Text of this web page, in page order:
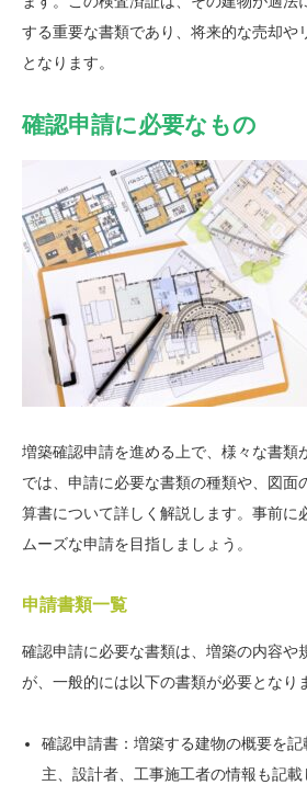
する重要な書類であり、将来的な売却や
となります。
確認申請に必要なもの
増築確認申請を進める上で、様々な書類
では、申請に必要な書類の種類や、図面
算書について詳しく解説します。事前に
ムーズな申請を目指しましょう。
申請書類一覧
確認申請に必要な書類は、増築の内容や
が、一般的には以下の書類が必要となり
確認申請書：増築する建物の概要を
主、設計者、工事施工者の情報も記載